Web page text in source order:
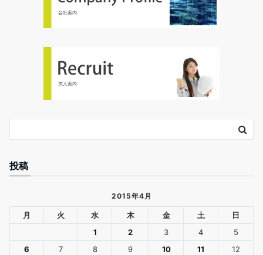
投稿
2015年4月
月 火 水 木 金 土
日
1
2 3 4
5
6
7 8 9 10 11
12